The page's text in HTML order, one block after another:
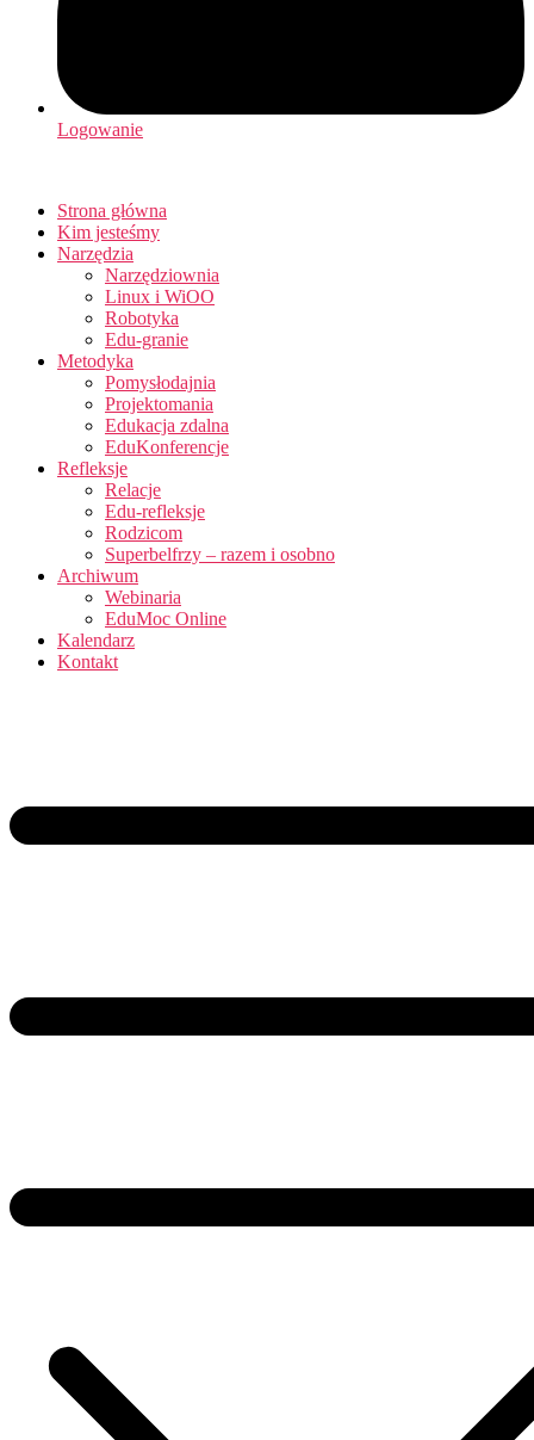
Logowanie
Strona główna
Kim jesteśmy
Narzędzia
Narzędziownia
Linux i WiOO
Robotyka
Edu-granie
Metodyka
Pomysłodajnia
Projektomania
Edukacja zdalna
EduKonferencje
Refleksje
Relacje
Edu-refleksje
Rodzicom
Superbelfrzy – razem i osobno
Archiwum
Webinaria
EduMoc Online
Kalendarz
Kontakt